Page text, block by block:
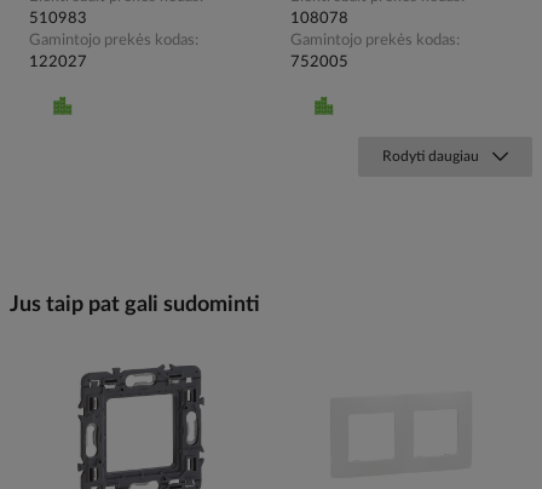
510983
Gamintojo prekės kodas
122027
108078
Gamintojo prekės kodas
752005
Rodyti daugiau
Jus taip pat gali sudominti